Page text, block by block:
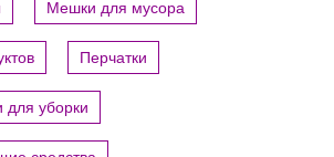
Мешки для мусора
Перчатки
для уборки